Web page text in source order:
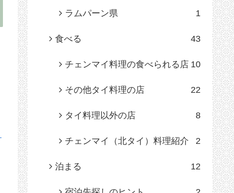
ラムパーン県 1
食べる 43
チェンマイ料理の食べられる店 10
その他タイ料理の店 22
タイ料理以外の店 8
チェンマイ（北タイ）料理紹介 2
泊まる 12